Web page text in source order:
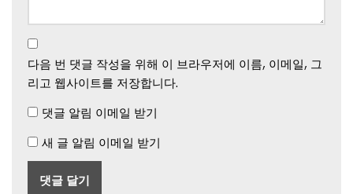
다음 번 댓글 작성을 위해 이 브라우저에 이름, 이메일, 그
리고 웹사이트를 저장합니다.
댓글 알림 이메일 받기
새 글 알림 이메일 받기